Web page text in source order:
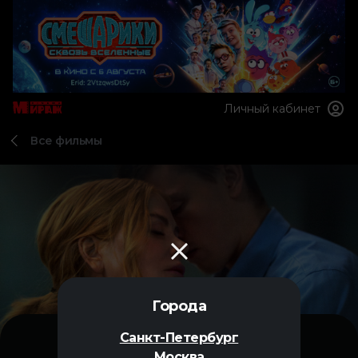
Города
Санкт-Петербург
Личный кабинет
Все фильмы